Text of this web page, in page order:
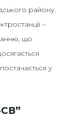
району.
–
що
у